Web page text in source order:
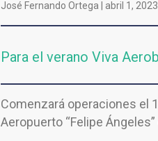
José Fernando Ortega | abril 1, 2023
Para el verano Viva
Comenzará operaciones el
Aeropuerto “Felipe